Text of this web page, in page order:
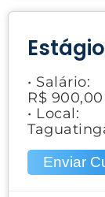
• Salário:
R$ 900,00
• Local:
Enviar